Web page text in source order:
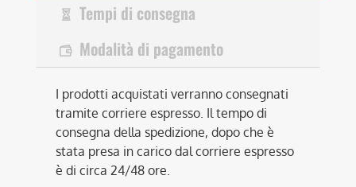
Tempi di consegna
Modalità di pagamento
I prodotti acquistati verranno consegnati
tramite corriere espresso. Il tempo di
consegna della spedizione, dopo che è
stata presa in carico dal corriere espresso
è di circa 24/48 ore.